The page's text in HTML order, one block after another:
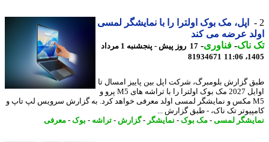
اپل، مک بوک اولترا را با نمایشگر لمسی
عرضه می کند
-فناوری-
17 روز پیش - پنجشنبه 1 مرداد
81934671
گزارش بلومبرگ، شرکت اپل بین پاییز امسال تا
اوایل 2027 مک بوک اولترا را با تراشه های M5 پرو و
M5 مکس و نمایشگر لمسی اولد معرفی خواهد کرد. به گزارش سرویس لپ تاپ و
تک ناک، - طبق گزارش ...
لمسی-مک بوک -نمایشگر-گزارش -تراشه -بوک -معرفی